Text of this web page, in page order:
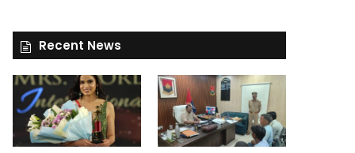
Recent News